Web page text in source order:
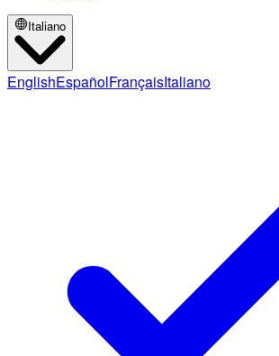
Italiano
EnglishEspañolFrançaisItaliano